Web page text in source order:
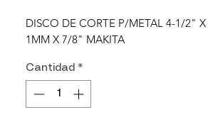
DISCO DE CORTE P/METAL 4-1/2" X
1MM X 7/8" MAKITA
Cantidad *